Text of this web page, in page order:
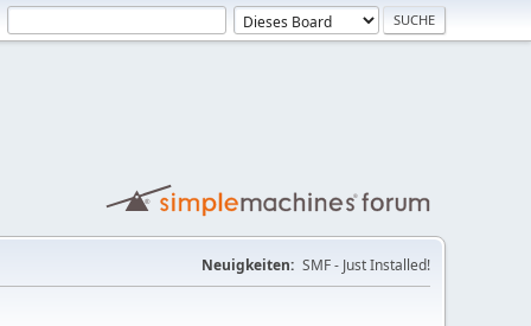
Neuigkeiten: SMF - Just Installed!